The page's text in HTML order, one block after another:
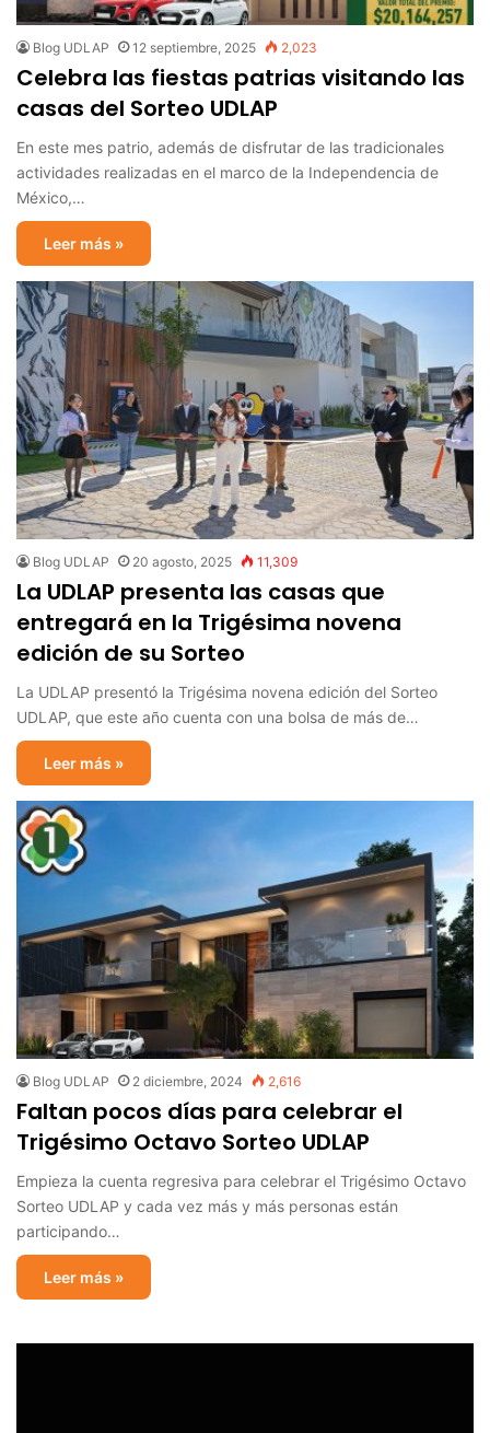
Blog UDLAP 12 septiembre, 2025 2,023
Celebra las fiestas patrias visitando las
casas del Sorteo UDLAP
En este mes patrio, además de disfrutar de las tradicionales
actividades realizadas en el marco de la Independencia de
México,…
Leer más »
Blog UDLAP 20 agosto, 2025 11,309
La UDLAP presenta las casas que
entregará en la Trigésima novena
edición de su Sorteo
La UDLAP presentó la Trigésima novena edición del Sorteo
UDLAP, que este año cuenta con una bolsa de más de…
Leer más »
Blog UDLAP 2 diciembre, 2024 2,616
Faltan pocos días para celebrar el
Trigésimo Octavo Sorteo UDLAP
Empieza la cuenta regresiva para celebrar el Trigésimo Octavo
Sorteo UDLAP y cada vez más y más personas están
participando…
Leer más »